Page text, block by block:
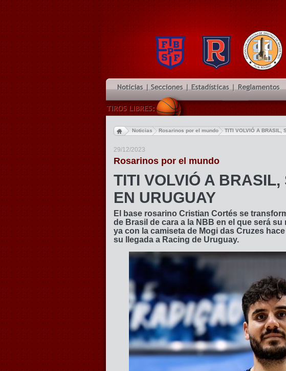
Noticias Rosarinos por el mundo TITI VOLVIÓ A BRASIL,
29/12/2023
Rosarinos por el mundo
TITI VOLVIÓ A BRASIL,
EN URUGUAY
El base rosarino Cristian Cortés se
de Brasil de cara a la NBB en el que será
ya con la camiseta de Mogi das Cruzes
su llegada a Racing de Uruguay.